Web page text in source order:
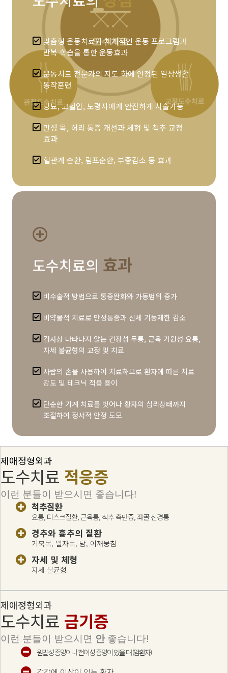
맞춤형 운동치료와 체계적인 운동 프로그램과
반복 학습을 통한 운동효과
운동치료 전문가의 지도 하에 안정된 일상생활
동작훈련
당뇨, 고혈압, 노령자에게 안전하게 시술가능
만성 목, 허리 통증 개선과 체형 및 척추 교정
효과
혈관계 순환, 림프순환, 부종감소 등 효과
도수치료의 효과
비수술적 방법으로 통증완화와 가동범위 증가
비약물적 치료로 만성통증과 신체 기능제한 감소
검사상 나타나지 않는 긴장성 두통, 근육 기원성 요통,
자세 불균형의 교정 및 치료
사람의 손을 사용하여 치료하므로 환자에 따른 치료
강도 및 테크닉 적용 용이
단순한 기계 치료를 벗어나 환자의 심리상태까지
조절하여 정서적 안정 도모
제애정형외과
도수치료 적응증
이런 분들이 받으시면 좋습니다!
척추질환
요통, 디스크질환, 근육통, 척추 측만증, 좌골 신경통
경추와 흉추의 질환
거북목, 일자목, 담, 어깨뭉침
자세 및 체형
자세 불균형
제애정형외과
도수치료 금기증
이런 분들이 받으시면 안좋습니다!
원발성 종양이나 전이성 종양이 있을 때 (암환자)